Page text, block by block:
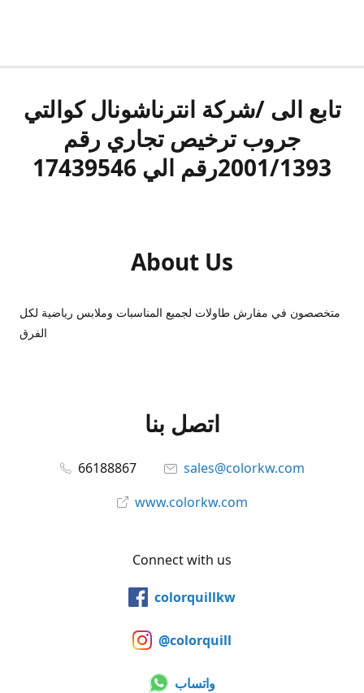
تابع الى /شركة انترناشونال كوالتي
جروب ترخيص تجاري رقم
2001/1393رقم الي 17439546
About Us
متخصصون في مفارش طاولات لجميع المناسبات وملابس رياضية لكل
الفرق
اتصل بنا
66188867
sales@colorkw.com
www.colorkw.com
Connect with us
colorquillkw
@colorquill
واتساب